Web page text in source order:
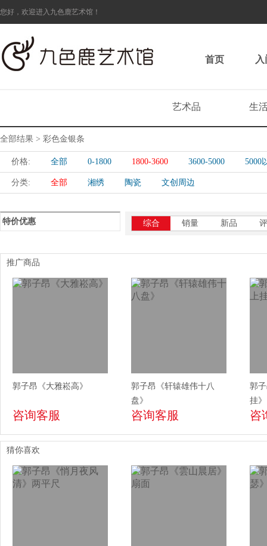
您好，欢迎进入九色鹿艺术馆！
首页
艺术品 生
全部结果 > 彩色金银条
价格: 全部 0-1800 1800-3600 3600-5000 5000
分类: 全部 湘绣 陶瓷 文创周边
特价优惠 综合 销量 新品
推广商品
郭子昂《大雅崧高》
咨询客服
郭子昂《轩辕雄伟十八
盘》
咨询客服
郭
挂》
咨
猜你喜欢